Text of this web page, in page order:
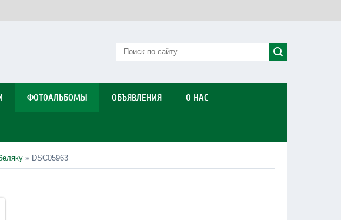
ФОТОАЛЬБОМЫ ОБЪЯВЛЕНИЯ О НАС
» DSC05963